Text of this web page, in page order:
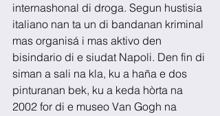
internashonal di droga. Segun hustisia
italiano nan ta un di bandanan kriminal
mas organisá i mas aktivo den
bisindario di e siudat Napoli. Den fin di
siman a sali na kla, ku a haña e dos
pinturanan bek, ku a keda hòrta na
2002 for di e museo Van Gogh na